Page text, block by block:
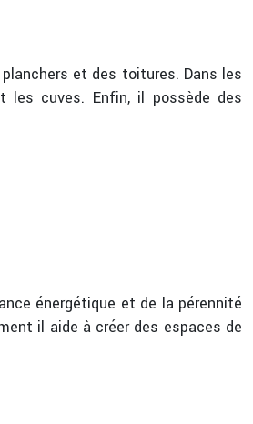
et des toitures. Dans les
les cuves. Enfin, il possède des
énergétique et de la pérennité
il aide à créer des espaces de